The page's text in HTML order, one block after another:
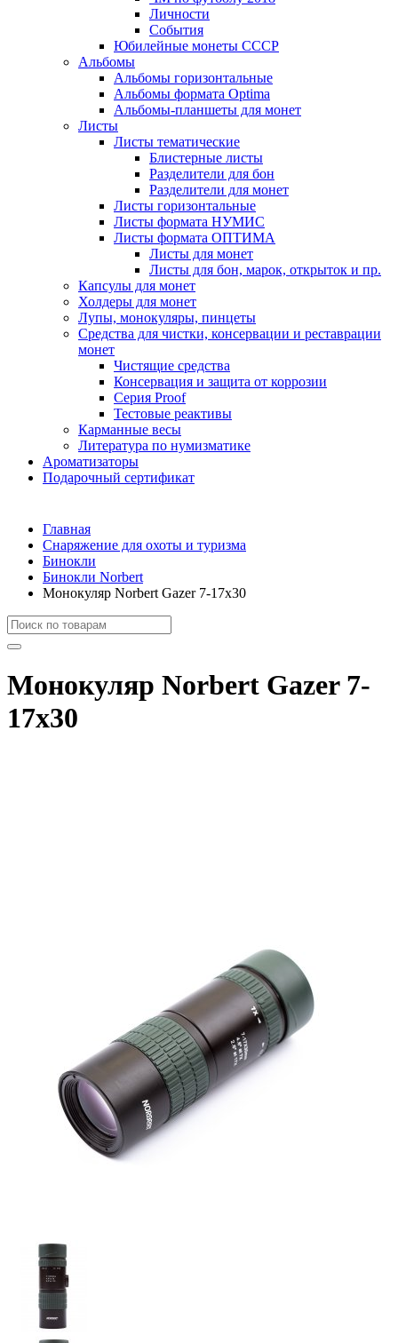
Личности
События
Юбилейные монеты СССР
Альбомы
Альбомы горизонтальные
Альбомы формата Optima
Альбомы-планшеты для монет
Листы
Листы тематические
Блистерные листы
Разделители для бон
Разделители для монет
Листы горизонтальные
Листы формата НУМИС
Листы формата ОПТИМА
Листы для монет
Листы для бон, марок, открыток и пр.
Капсулы для монет
Холдеры для монет
Лупы, монокуляры, пинцеты
Средства для чистки, консервации и реставрации
монет
Чистящие средства
Консервация и защита от коррозии
Серия Proof
Тестовые реактивы
Карманные весы
Литература по нумизматике
Ароматизаторы
Подарочный сертификат
Главная
Снаряжение для охоты и туризма
Бинокли
Бинокли Norbert
Монокуляр Norbert Gazer 7-17x30
Монокуляр Norbert Gazer 7-
17x30